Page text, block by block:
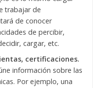
trabajar de
de conocer
de percibir,
cargar, etc.
certificaciones.
información sobre las
Por ejemplo, una